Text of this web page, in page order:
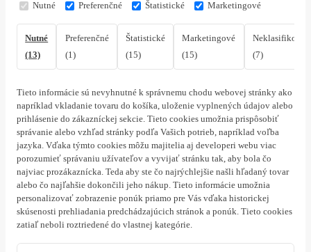
Nutné Preferenčné Štatistické Marketingové
Nutné
(13)
Preferenčné
(1)
Štatistické
(15)
Marketingové
(15)
(7)
Tieto informácie sú nevyhnutné k správnemu chodu webovej stránky ako
napríklad vkladanie tovaru do košíka, uloženie vyplnených údajov alebo
prihlásenie do zákazníckej sekcie. Tieto cookies umožnia prispôsobiť
správanie alebo vzhľad stránky podľa Vašich potrieb, napríklad voľba
jazyka. Vďaka týmto cookies môžu majitelia aj developeri webu viac
porozumieť správaniu užívateľov a vyvijať stránku tak, aby bola čo
najviac prozákaznícka. Teda aby ste čo najrýchlejšie našli hľadaný tovar
alebo čo najľahšie dokončili jeho nákup. Tieto informácie umožnia
personalizovať zobrazenie ponúk priamo pre Vás vďaka historickej
skúsenosti prehliadania predchádzajúcich stránok a ponúk. Tieto cookies
zatiaľ neboli roztriedené do vlastnej kategórie.